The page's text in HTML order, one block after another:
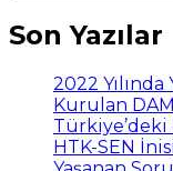
Son Yazılar
2022
Kurulan
Türkiye’deki
HTK-SEN